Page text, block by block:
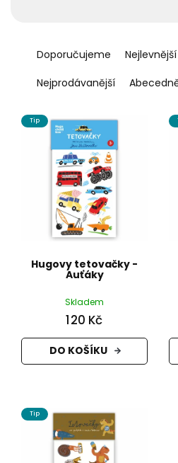
a
e
í
p
Doporučujeme Nejlevnější
Nejprodávanější
Tip
Hugovy tetovačky -
Auťáky
Skladem
120 Kč
DO KOŠÍKU
Tip